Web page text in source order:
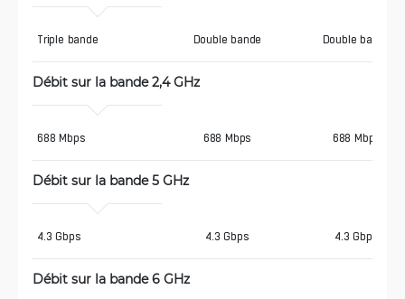
Triple bande Double bande Double bande
Débit sur la bande 2,4 GHz
688 Mbps 688 Mbps 688 Mbps
Débit sur la bande 5 GHz
4.3 Gbps 4.3 Gbps 4.3 Gbps
Débit sur la bande 6 GHz